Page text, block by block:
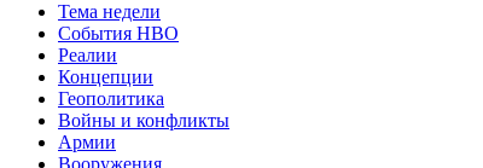
Тема недели
События НВО
Реалии
Концепции
Геополитика
Войны и конфликты
Армии